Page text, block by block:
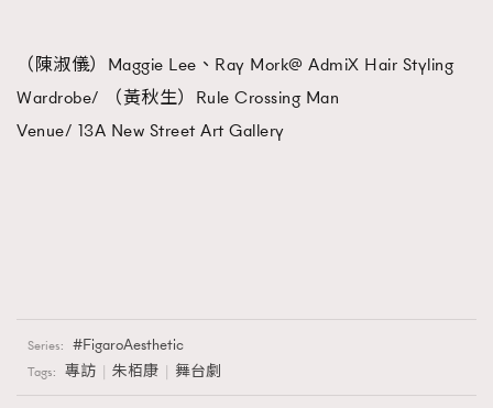
（陳淑儀）Maggie Lee、Ray Mork@ AdmiX Hair Styling
Wardrobe/ （黃秋生）Rule Crossing Man
Venue/ 13A New Street Art Gallery
Series: FigaroAesthetic
Tags: 專訪 朱栢康 舞台劇